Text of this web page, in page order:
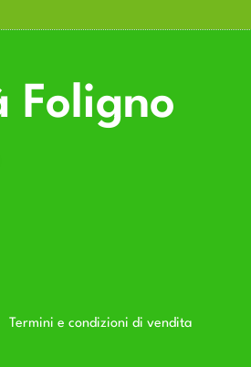
Foligno
Termini e condizioni di vendita